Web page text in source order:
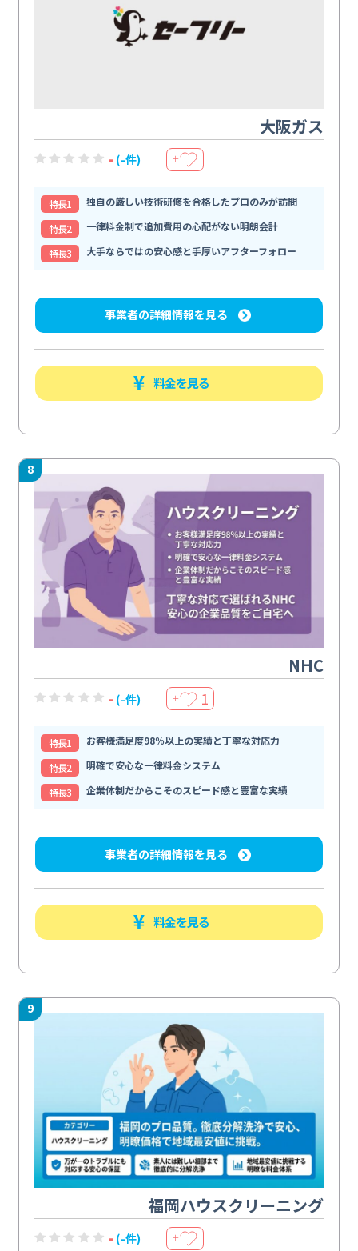
大阪ガス
- (-件) ＋
特⻑1
独自の厳しい技術研修を合格したプロのみが訪問
特⻑2
一律料金制で追加費用の心配がない明朗会計
特⻑3
大手ならではの安心感と手厚いアフターフォロー
事業者の詳細情報を見る
料金を見る
8
NHC
- (-件) ＋ 1
特⻑1
お客様満足度98％以上の実績と丁寧な対応力
特⻑2
明確で安心な一律料金システム
特⻑3
企業体制だからこそのスピード感と豊富な実績
事業者の詳細情報を見る
料金を見る
9
福岡ハウスクリーニング
- (-件) ＋